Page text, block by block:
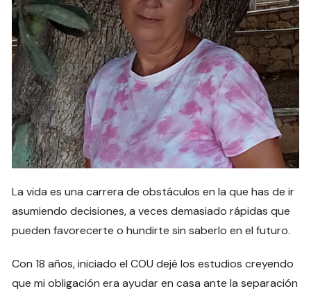
La vida es una carrera de obstáculos en la que has de ir
asumiendo decisiones, a veces demasiado rápidas que
pueden favorecerte o hundirte sin saberlo en el futuro.
Con 18 años, iniciado el COU dejé los estudios creyendo
que mi obligación era ayudar en casa ante la separación